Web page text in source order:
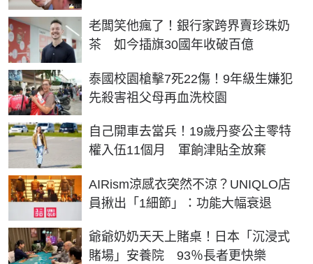
老闆笑他瘋了！銀行家跨界賣珍珠奶
茶 如今插旗30國年收破百億
泰國校園槍擊7死22傷！9年級生嫌犯
先殺害祖父母再血洗校園
自己開車去當兵！19歲丹麥公主零特
權入伍11個月 軍餉津貼全放棄
AIRism涼感衣突然不涼？UNIQLO店
員揪出「1細節」：功能大幅衰退
爺爺奶奶天天上賭桌！日本「沉浸式
賭場」安養院 93％長者更快樂